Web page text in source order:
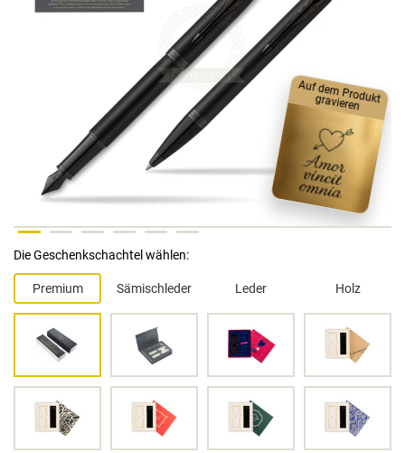
Auf dem
Produkt
gravieren
Die Geschenkschachtel wählen:
Premium Sämischleder Leder Holz